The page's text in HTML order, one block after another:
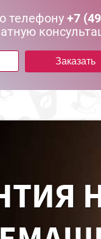
телефону +7
Заказать